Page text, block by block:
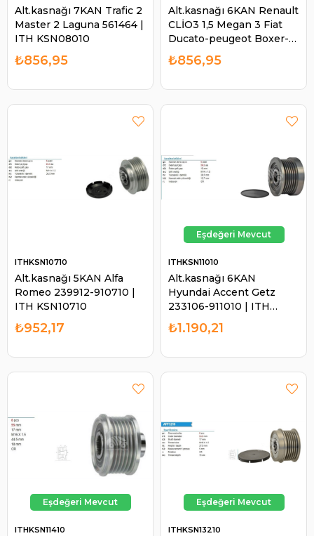
Alt.kasnağı 7KAN Trafic 2
Master 2 Laguna 561464 |
ITH KSN08010
₺856,95
Alt.kasnağı 6KAN Renault
CLİO3 1,5 Megan 3 Fiat
Ducato-peugeot Boxer-
cıtroen Jumper 3.0 Dmtj-
hdı (06-)) | ITH KSN10310
₺856,95
Alt.kasnağı 5KAN Alfa
Romeo 239912-910710 |
ITH KSN10710
ITHKSN10710
₺952,17
Alt.kasnağı 6KAN
Hyundai Accent Getz
233106-911010 | ITH
KSN11010
ITHKSN11010
₺1.190,21
ITHKSN11410 ITHKSN13210